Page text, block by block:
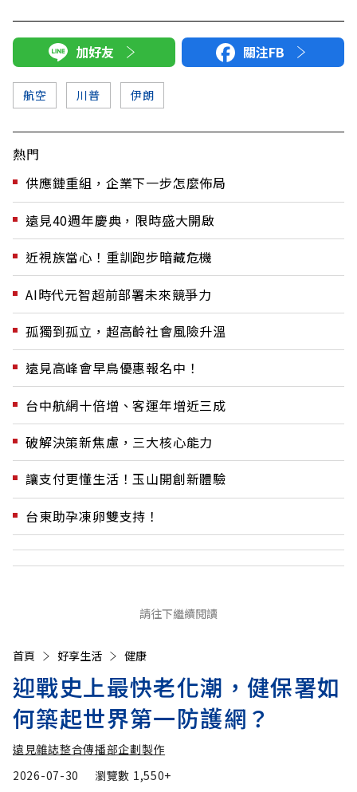
加好友 關注FB
航空 川普 伊朗
熱門
供應鏈重組，企業下一步怎麼佈局
遠見40週年慶典，限時盛大開啟
近視族當心！重訓跑步暗藏危機
AI時代元智超前部署未來競爭力
孤獨到孤立，超高齡社會風險升溫
遠見高峰會早鳥優惠報名中！
台中航網十倍增、客運年增近三成
破解決策新焦慮，三大核心能力
讓支付更懂生活！玉山開創新體驗
台東助孕凍卵雙支持！
請往下繼續閱讀
首頁 好享生活 健康
迎戰史上最快老化潮，健保署如
何築起世界第一防護網？
遠見雜誌整合傳播部企劃製作
2026-07-30
瀏覽數 1,550+